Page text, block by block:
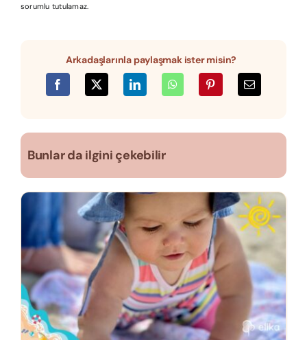
sorumlu tutulamaz.
Arkadaşlarınla paylaşmak ister misin?
Bunlar da ilgini çekebilir